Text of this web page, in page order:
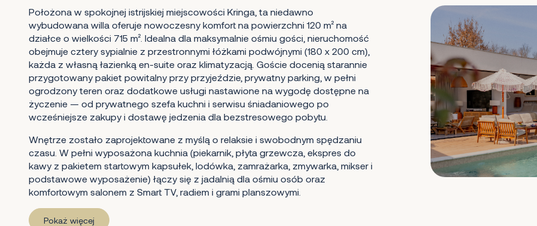
Położona w spokojnej istrijskiej miejscowości Kringa, ta niedawno
wybudowana willa oferuje nowoczesny komfort na powierzchni 120 m² na
działce o wielkości 715 m². Idealna dla maksymalnie ośmiu gości, nieruchomość
obejmuje cztery sypialnie z przestronnymi łóżkami podwójnymi (180 x 200 cm),
każda z własną łazienką en-suite oraz klimatyzacją. Goście docenią starannie
przygotowany pakiet powitalny przy przyjeździe, prywatny parking, w pełni
ogrodzony teren oraz dodatkowe usługi nastawione na wygodę dostępne na
życzenie — od prywatnego szefa kuchni i serwisu śniadaniowego po
wcześniejsze zakupy i dostawę jedzenia dla bezstresowego pobytu.
Wnętrze zostało zaprojektowane z myślą o relaksie i swobodnym spędzaniu
czasu. W pełni wyposażona kuchnia (piekarnik, płyta grzewcza, ekspres do
kawy z pakietem startowym kapsułek, lodówka, zamrażarka, zmywarka, mikser i
podstawowe wyposażenie) łączy się z jadalnią dla ośmiu osób oraz
komfortowym salonem z Smart TV, radiem i grami planszowymi.
Pokaż więcej